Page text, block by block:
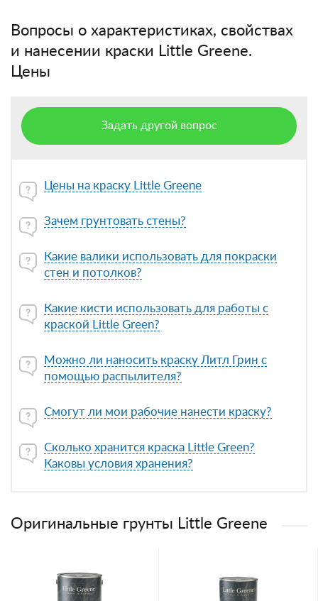
Вопросы о характеристиках, свойствах
и нанесении краски Little Greene.
Цены
Задать другой вопрос
Цены на краску Little Greene
Зачем грунтовать стены?
Какие валики использовать для покраски
стен и потолков?
Какие кисти использовать для работы с
краской Little Green?
Можно ли наносить краску Литл Грин с
помощью распылителя?
Смогут ли мои рабочие нанести краску?
Сколько хранится краска Little Green?
Каковы условия хранения?
Оригинальные грунты Little Greene